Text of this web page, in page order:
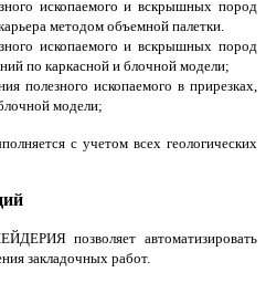
ископаемого и вскрышных пород
методом объемной палетки.
ископаемого и вскрышных пород
по каркасной и блочной модели;
полезного ископаемого в прирезках,
модели;
с учетом всех геологических
позволяет автоматизировать
закладочных работ.